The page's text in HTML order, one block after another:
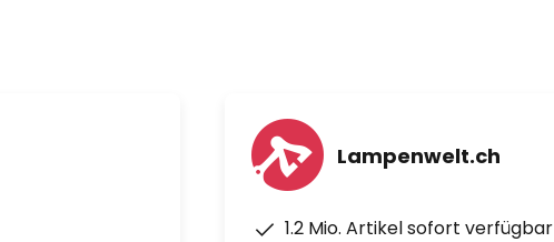
Lampenwelt.ch
1.2 Mio. Artikel sofort verfügbar